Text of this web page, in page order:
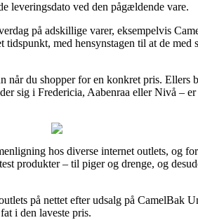
leveringsdato ved den pågældende vare.
på adskillige varer, eksempelvis
med hensynstagen til at de med
du shopper for en konkret pris. Ellers
sig i Fredericia, Aabenraa eller Nivå –
hos diverse internet outlets, og
produkter – til piger og drenge, og
på nettet efter udsalg på
i den laveste pris.